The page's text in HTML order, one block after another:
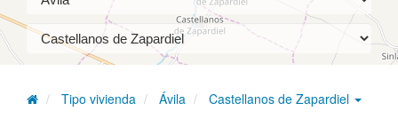
Tipo vivienda Ávila Castellanos de Zapardiel